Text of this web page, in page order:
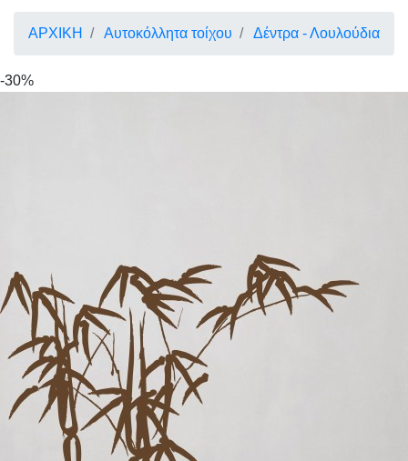
ΑΡΧΙΚΗ Αυτοκόλλητα τοίχου Δέντρα - Λουλούδια
-30%